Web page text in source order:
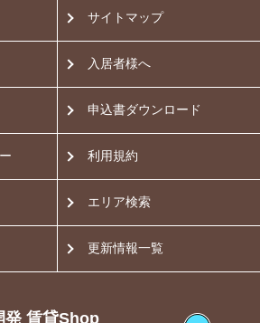
サイトマップ
入居者様へ
申込書ダウンロード
利用規約
エリア検索
更新情報一覧
発 賃貸Shop